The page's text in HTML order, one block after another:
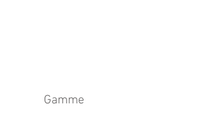
Gamme